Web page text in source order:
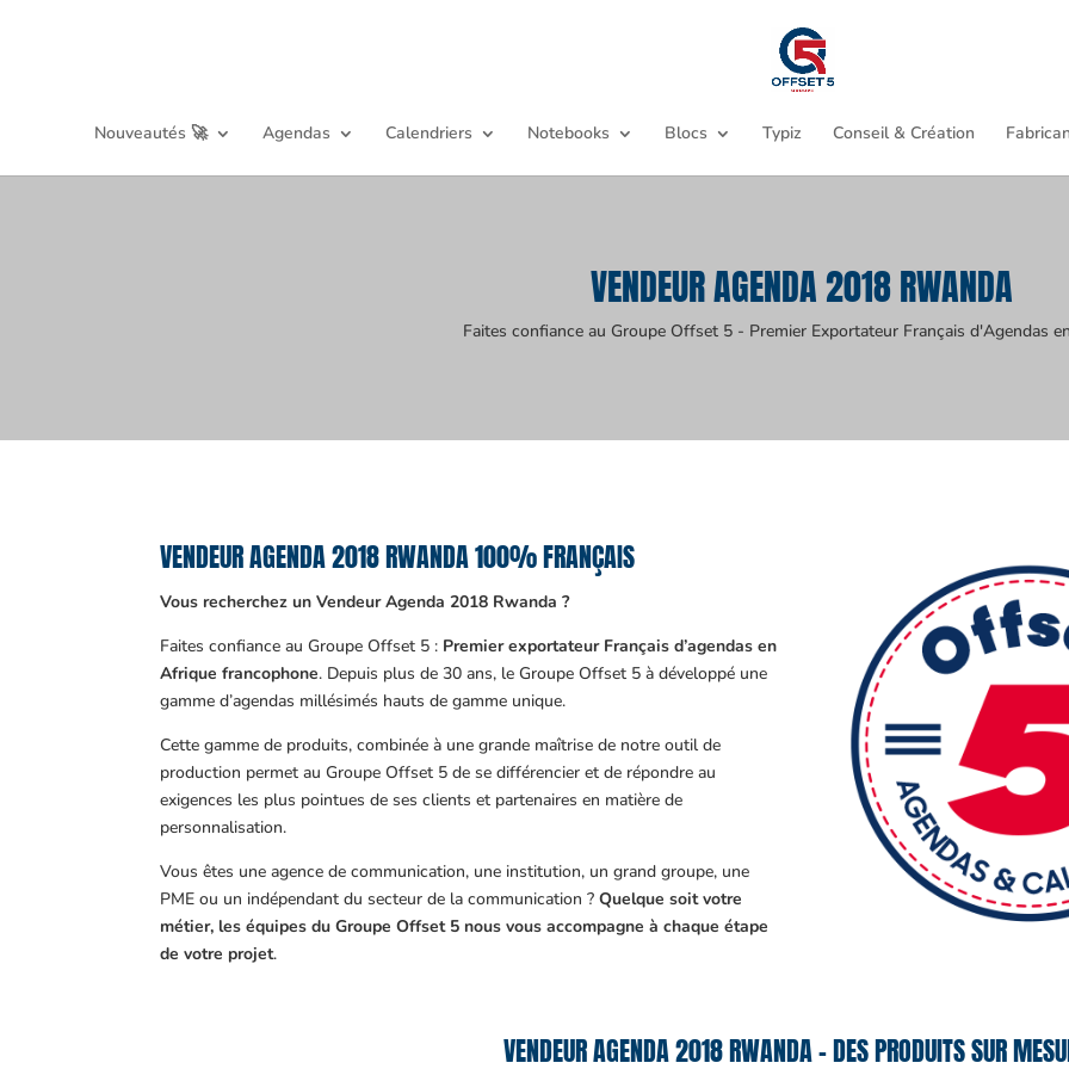
Nouveautés 🚀 Agendas Calendriers Notebooks Blocs Typiz Conseil & Création
VENDEUR AGENDA 2018 RWANDA
Faites confiance au Groupe Offset 5 - Premier Exportateur Français d'Agendas
VENDEUR AGENDA 2018 RWANDA 100% FRANÇAIS
Vous recherchez un Vendeur Agenda 2018 Rwanda ?
Faites confiance au Groupe Offset 5 : Premier exportateur Français d’agendas en
Afrique francophone. Depuis plus de 30 ans, le Groupe Offset 5 à développé une
gamme d’agendas millésimés hauts de gamme unique.
Cette gamme de produits, combinée à une grande maîtrise de notre outil de
production permet au Groupe Offset 5 de se différencier et de répondre au
exigences les plus pointues de ses clients et partenaires en matière de
personnalisation.
Vous êtes une agence de communication, une institution, un grand groupe, une
PME ou un indépendant du secteur de la communication ?Quelque soit votre
métier, les équipes du Groupe Offset 5 nous vous accompagne à chaque étape
de votre projet.
VENDEUR AGENDA 2018 RWANDA – DES PRODUITS SUR